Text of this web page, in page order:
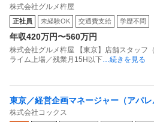
業月15H以下／新店オープン多数
株式会社グルメ杵屋
正社員 未経験OK 交通費支給 学歴不問
年収420万円〜560万円
株式会社グルメ杵屋 【東京】店舗スタッフ
ライム上場／残業月15H以下 …続きを見る
東京／経営企画マネージャー（アパ
面接1回／即入社歓迎
株式会社コックス